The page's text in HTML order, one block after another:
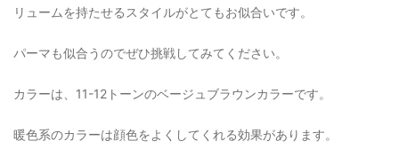
リュームを持たせるスタイルがとてもお似合いです。
パーマも似合うのでぜひ挑戦してみてください。
カラーは、11-12トーンのベージュブラウンカラーです。
暖色系のカラーは顔色をよくしてくれる効果があります。